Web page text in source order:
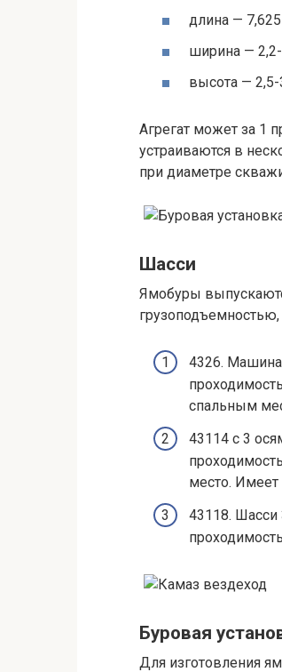
длина —
ширина —
высота — 2,5-
Агрегат может за 1
устраиваются в
при диаметре
Шасси
Ямобуры
4326. Машина
спальным
43114 с 3
место. Имеет
43118. Шасси
Буровая
Для изготовления